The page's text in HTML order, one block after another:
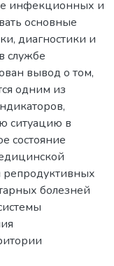
инфекционных и
основные
диагностики и
службе
вывод о том,
одним из
ситуацию в
состояние
болезней